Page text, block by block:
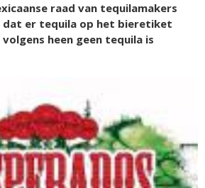
raad van tequilamakers
er tequila op het bieretiket
heen geen tequila is